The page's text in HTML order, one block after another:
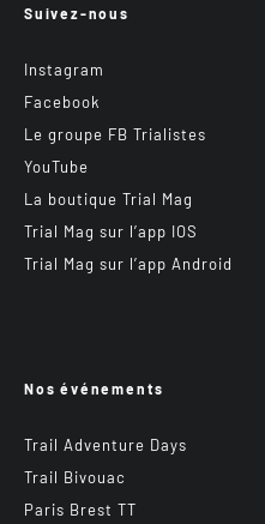
Suivez-nous
Instagram
Facebook
Le groupe FB Trialistes
YouTube
La boutique Trial Mag
Trial Mag sur l’app IOS
Trial Mag sur l’app Android
Nos événements
Trail Adventure Days
Trail Bivouac
Paris Brest TT